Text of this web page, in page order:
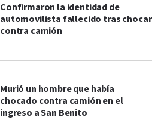
Confirmaron la identidad de
automovilista fallecido tras chocar
contra camión
Murió un hombre que había
chocado contra camión en el
ingreso a San Benito